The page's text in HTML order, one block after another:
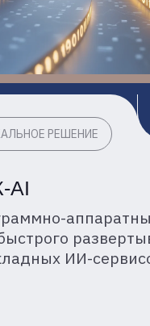
комплект
и допуск к работе
важными системами.
признание
платформа
позволяет мгновенно
разработку
масштабировать
без сложной
систем